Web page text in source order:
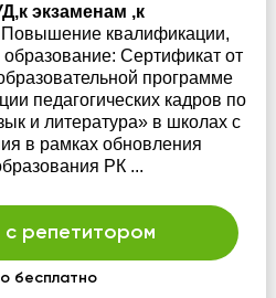
экзаменам ,к
Повышение квалификации,
Сертификат от
программе
педагогических кадров по
и литература» в школах с
в рамках обновления
РК ...
с репетитором
бесплатно